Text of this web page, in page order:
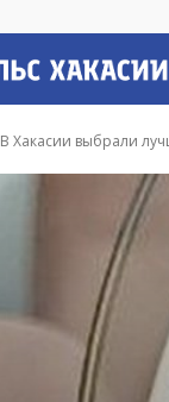
В Хакасии выбрали